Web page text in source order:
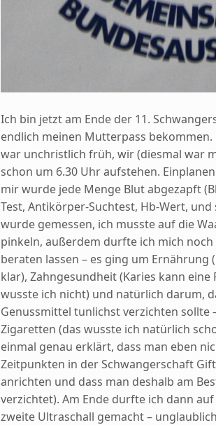
Ich bin jetzt am Ende der 11.
endlich meinen Mutterpass bekommen.
war unchristlich früh, wir (diesmal war
schon um 6.30 Uhr aufstehen.
mir wurde jede Menge Blut abgezapft
Test, Antikörper-Suchtest, Hb-Wert,
wurde gemessen, ich musste auf die
pinkeln, außerdem durfte ich mich
beraten lassen – es ging um Ernährung
klar), Zahngesundheit (Karies kann eine
wusste ich nicht) und natürlich darum,
Genussmittel tunlichst verzichten sollte
Zigaretten (das wusste ich natürlich
einmal genau erklärt, dass man eben
Zeitpunkten in der Schwangerschaft
anrichten und dass man deshalb am
verzichtet). Am Ende durfte ich dann
zweite Ultraschall gemacht –